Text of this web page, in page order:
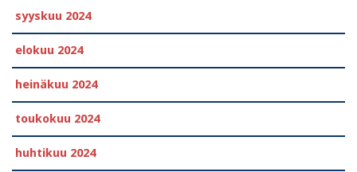
syyskuu 2024
elokuu 2024
heinäkuu 2024
toukokuu 2024
huhtikuu 2024